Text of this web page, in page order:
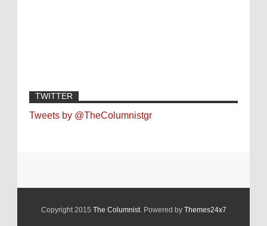
TWITTER
Tweets by @TheColumnistgr
Copyright 2015 The Columnist. Powered by Themes24x7